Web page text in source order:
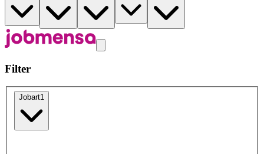
Filter
Jobart1